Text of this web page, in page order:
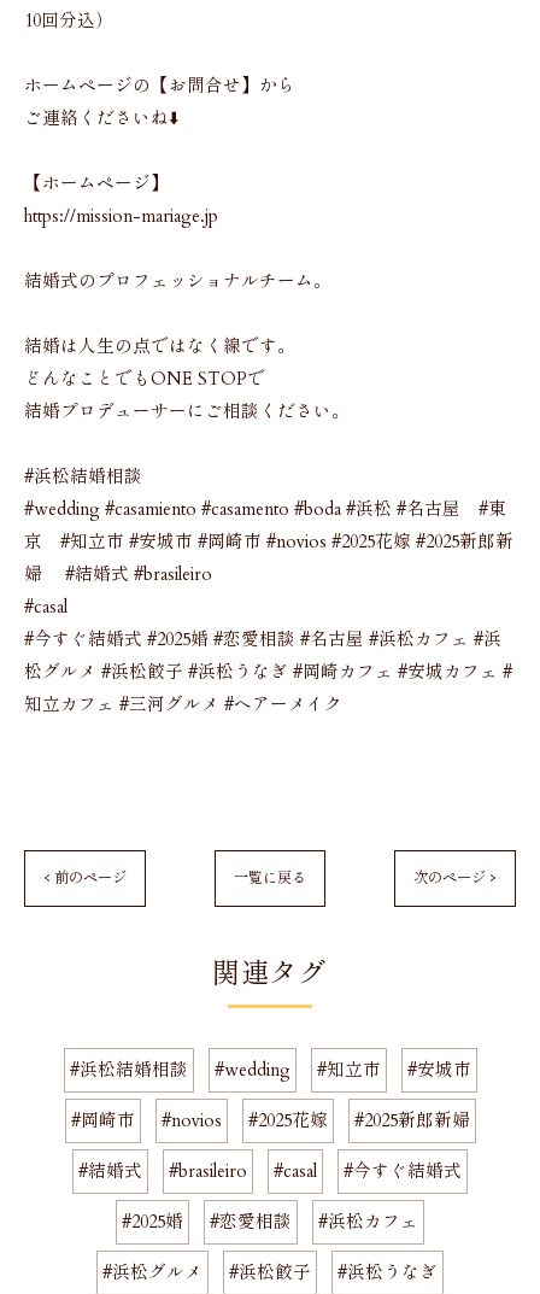
10回分込）
ホームページの【お問合せ】から
ご連絡くださいね⬇️
【ホームページ】
https://mission-mariage.jp
結婚式のプロフェッショナルチーム。
結婚は人生の点ではなく線です。
どんなことでもONE STOPで
結婚プロデューサーにご相談ください。
#浜松結婚相談
#wedding #casamiento #casamento #boda #浜松 #名古屋 #東
京 #知立市 #安城市 #岡崎市 #novios #2025花嫁 #2025新郎新
婦 #結婚式 #brasileiro
#casal
#今すぐ結婚式 #2025婚 #恋愛相談 #名古屋 #浜松カフェ #浜
松グルメ #浜松餃子 #浜松うなぎ #岡崎カフェ #安城カフェ #
知立カフェ #三河グルメ #ヘアーメイク
< 前のページ 一覧に戻る 次のページ >
関連タグ
#浜松結婚相談 #wedding #知立市 #安城市
#岡崎市 #novios #2025花嫁 #2025新郎新婦
#結婚式 #brasileiro #casal #今すぐ結婚式
#2025婚 #恋愛相談 #浜松カフェ
#浜松グルメ #浜松餃子 #浜松うなぎ